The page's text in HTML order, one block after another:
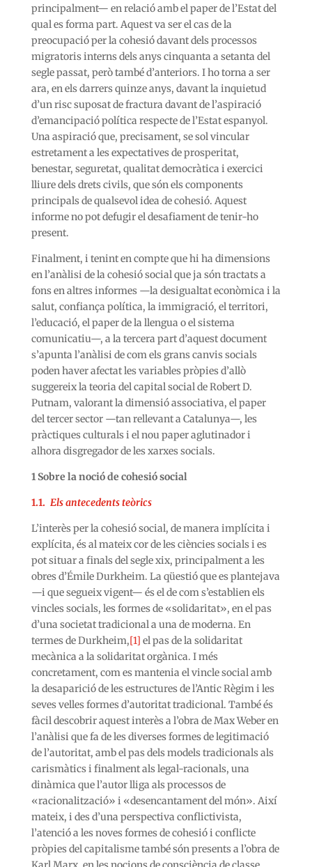
principalment— en relació amb el paper de l’Estat del
qual es forma part. Aquest va ser el cas de la
preocupació per la cohesió davant dels processos
migratoris interns dels anys cinquanta a setanta del
segle passat, però també d’anteriors. I ho torna a ser
ara, en els darrers quinze anys, davant la inquietud
d’un risc suposat de fractura davant de l’aspiració
d’emancipació política respecte de l’Estat espanyol.
Una aspiració que, precisament, se sol vincular
estretament a les expectatives de prosperitat,
benestar, seguretat, qualitat democràtica i exercici
lliure dels drets civils, que són els components
principals de qualsevol idea de cohesió. Aquest
informe no pot defugir el desafiament de tenir-ho
present.
Finalment, i tenint en compte que hi ha dimensions
en l’anàlisi de la cohesió social que ja són tractats a
fons en altres informes —la desigualtat econòmica i la
salut, confiança política, la immigració, el territori,
l’educació, el paper de la llengua o el sistema
comunicatiu—, a la tercera part d’aquest document
s’apunta l’anàlisi de com els grans canvis socials
poden haver afectat les variables pròpies d’allò
suggereix la teoria del capital social de Robert D.
Putnam, valorant la dimensió associativa, el paper
del tercer sector —tan rellevant a Catalunya—, les
pràctiques culturals i el nou paper aglutinador i
alhora disgregador de les xarxes socials.
1 Sobre la noció de cohesió social
1.1. Els antecedents teòrics
L’interès per la cohesió social, de manera implícita i
explícita, és al mateix cor de les ciències socials i es
pot situar a finals del segle xix, principalment a les
obres d’Émile Durkheim. La qüestió que es plantejava
—i que segueix vigent— és el de com s’establien els
vincles socials, les formes de «solidaritat», en el pas
d’una societat tradicional a una de moderna. En
termes de Durkheim,[1] el pas de la solidaritat
mecànica a la solidaritat orgànica. I més
concretament, com es mantenia el vincle social amb
la desaparició de les estructures de l’Antic Règim i les
seves velles formes d’autoritat tradicional. També és
fàcil descobrir aquest interès a l’obra de Max Weber en
l’anàlisi que fa de les diverses formes de legitimació
de l’autoritat, amb el pas dels models tradicionals als
carismàtics i finalment als legal-racionals, una
dinàmica que l’autor lliga als processos de
«racionalització» i «desencantament del món». Així
mateix, i des d’una perspectiva conflictivista,
l’atenció a les noves formes de cohesió i conflicte
pròpies del capitalisme també són presents a l’obra de